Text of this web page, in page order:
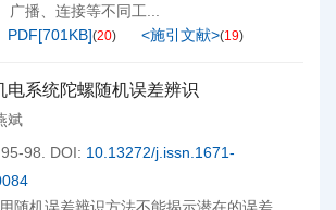
广播、连接等不同工...
PDF[701KB](20) <施引文献>(19)
电系统陀螺随机误差辨识
斌
98.
DOI: 10.13272/j.issn.1671-